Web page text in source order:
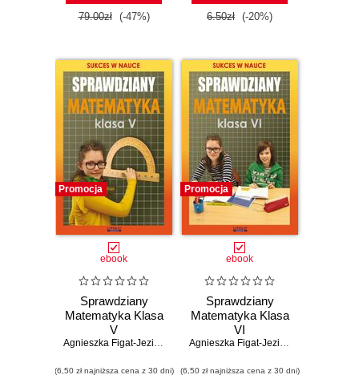
79.00zł (-47%) 6.50zł (-20%)
Promocja
ebook
Sprawdziany
Matematyka Klasa
V
Agnieszka Figat-Jeziorska
(6,50 zł najniższa cena z 30 dni)
Promocja
ebook
Sprawdziany
Matematyka Klasa
VI
Agnieszka Figat-Jeziorska
(6,50 zł najniższa cena z 30 dni)